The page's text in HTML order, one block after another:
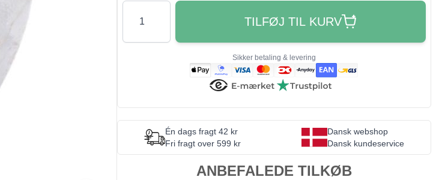
Antal
TILFØJ TIL KURV
Sikker betaling & levering
Én dags fragt 42 kr
Fri fragt over 599 kr
Dansk webshop
Dansk kundeservice
ANBEFALEDE TILKØB